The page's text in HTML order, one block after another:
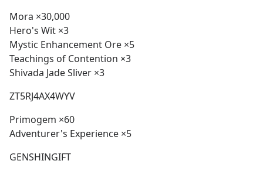
Mora ×30,000
Hero's Wit ×3
Mystic Enhancement Ore ×5
Teachings of Contention ×3
Shivada Jade Sliver ×3
ZT5RJ4AX4WYV
Primogem ×60
Adventurer's Experience ×5
GENSHINGIFT